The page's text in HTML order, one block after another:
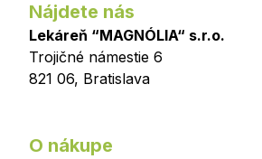
Nájdete nás
Lekáreň “MAGNÓLIA“ s.r.o.
Trojičné námestie 6
821 06, Bratislava
O nákupe